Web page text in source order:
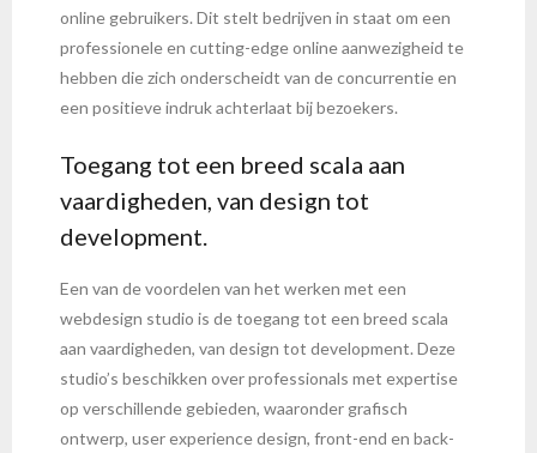
online gebruikers. Dit stelt bedrijven in staat om een
professionele en cutting-edge online aanwezigheid te
hebben die zich onderscheidt van de concurrentie en
een positieve indruk achterlaat bij bezoekers.
Toegang tot een breed scala aan
vaardigheden, van design tot
development.
Een van de voordelen van het werken met een
webdesign studio is de toegang tot een breed scala
aan vaardigheden, van design tot development. Deze
studio’s beschikken over professionals met expertise
op verschillende gebieden, waaronder grafisch
ontwerp, user experience design, front-end en back-